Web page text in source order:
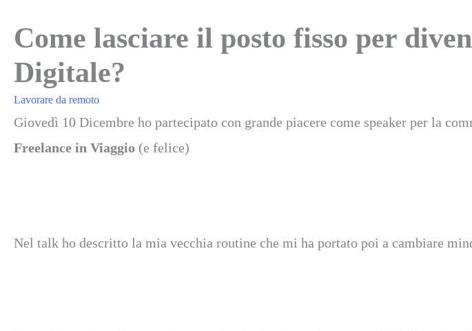
Come lasciare il posto fisso per
Digitale?
Lavorare da remoto
Giovedì 10 Dicembre ho partecipato con grande piacere come speaker per la
Freelance in Viaggio (e felice)
Nel talk ho descritto la mia vecchia routine che mi ha portato poi a cambiare